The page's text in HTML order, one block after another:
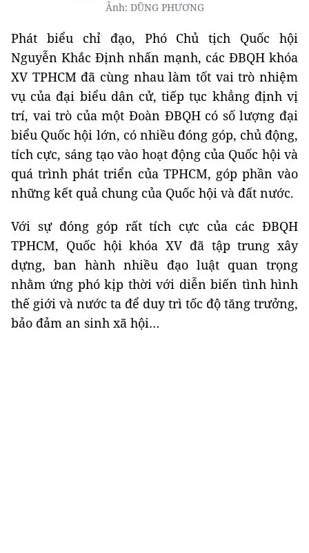
Ảnh: DŨNG PHƯƠNG
Phát biểu chỉ đạo, Phó Chủ tịch Quốc hội
Nguyễn Khắc Định nhấn mạnh, các ĐBQH khóa
XV TPHCM đã cùng nhau làm tốt vai trò nhiệm
vụ của đại biểu dân cử, tiếp tục khẳng định vị
trí, vai trò của một Đoàn ĐBQH có số lượng đại
biểu Quốc hội lớn, có nhiều đóng góp, chủ động,
tích cực, sáng tạo vào hoạt động của Quốc hội và
quá trình phát triển của TPHCM, góp phần vào
những kết quả chung của Quốc hội và đất nước.
Với sự đóng góp rất tích cực của các ĐBQH
TPHCM, Quốc hội khóa XV đã tập trung xây
dựng, ban hành nhiều đạo luật quan trọng
nhằm ứng phó kịp thời với diễn biến tình hình
thế giới và nước ta để duy trì tốc độ tăng trưởng,
bảo đảm an sinh xã hội…